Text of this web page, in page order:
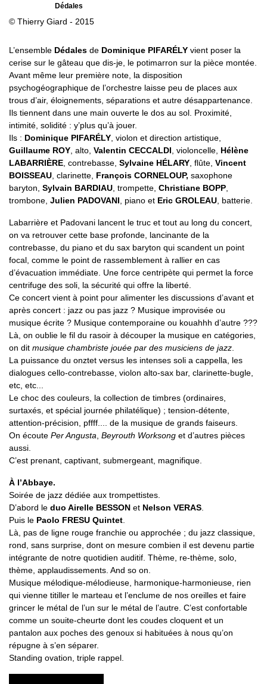
Dédales
© Thierry Giard - 2015
L’ensemble Dédales de Dominique PIFARÉLY vient poser la
cerise sur le gâteau que dis-je, le potimarron sur la pièce montée.
Avant même leur première note, la disposition
psychogéographique de l’orchestre laisse peu de places aux
trous d’air, éloignements, séparations et autre désappartenance.
Ils tiennent dans une main ouverte le dos au sol. Proximité,
intimité, solidité : y’plus qu’à jouer.
Ils : Dominique PIFARÉLY , violon et direction artistique,
Guillaume ROY , alto, Valentin CECCALDI , violoncelle, Hélène
LABARRIÈRE , contrebasse, Sylvaine HÉLARY , flûte, Vincent
BOISSEAU , clarinette, François CORNELOUP, saxophone
baryton, Sylvain BARDIAU , trompette, Christiane BOPP
trombone, Julien PADOVANI , piano et Eric GROLEAU , batterie.
Labarrière et Padovani lancent le truc et tout au long du concert,
on va retrouver cette base profonde, lancinante de la
contrebasse, du piano et du sax baryton qui scandent un point
focal, comme le point de rassemblement à rallier en cas
d’évacuation immédiate. Une force centripète qui permet la force
centrifuge des soli, la sécurité qui offre la liberté.
Ce concert vient à point pour alimenter les discussions d’avant et
après concert : jazz ou pas jazz ? Musique improvisée ou
musique écrite ? Musique contemporaine ou kouahhh d’autre ???
Là, on oublie le fil du rasoir à découper la musique en catégories,
on dit musique chambriste jouée par des musiciens de jazz
La puissance du onztet versus les intenses soli a cappella, les
dialogues cello-contrebasse, violon alto-sax bar, clarinette-bugle,
etc, etc...
Le choc des couleurs, la collection de timbres (ordinaires,
surtaxés, et spécial journée philatélique) ; tension-détente,
attention-précision, pffff.... de la musique de grands faiseurs.
On écoute Per Angusta Beyrouth Worksong et d’autres pièces
aussi.
C’est prenant, captivant, submergeant, magnifique.
À l’Abbaye.
Soirée de jazz dédiée aux trompettistes.
D’abord le duo Airelle BESSON et Nelson VERAS
Puis le Paolo FRESU Quintet
Là, pas de ligne rouge franchie ou approchée ; du jazz classique,
rond, sans surprise, dont on mesure combien il est devenu partie
intégrante de notre quotidien auditif. Thème, re-thème, solo,
thème, applaudissements. And so on.
Musique mélodique-mélodieuse, harmonique-harmonieuse, rien
qui vienne titiller le marteau et l’enclume de nos oreilles et faire
grincer le métal de l’un sur le métal de l’autre. C’est confortable
comme un souite-cheurte dont les coudes cloquent et un
pantalon aux poches des genoux si habituées à nous qu’on
répugne à s’en séparer.
Standing ovation, triple rappel.